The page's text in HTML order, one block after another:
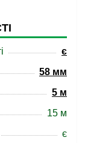
є
58 мм
5 м
15 м
є